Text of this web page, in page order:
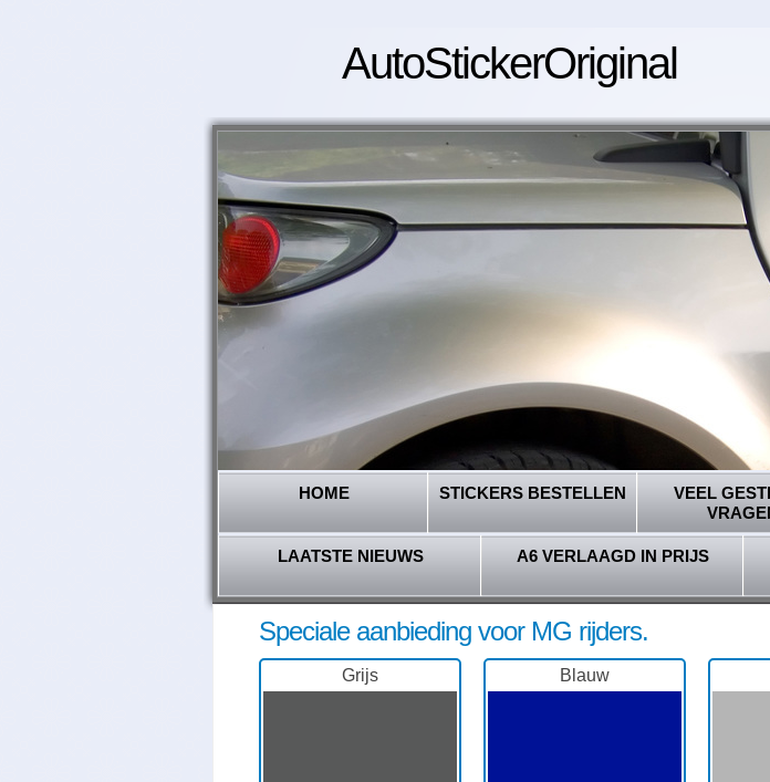
AutoStickerOriginal
HOME STICKERS BESTELLEN
VEEL
LAATSTE NIEUWS A6 VERLAAGD IN PRIJS
Speciale aanbieding voor MG rijders.
Grijs Blauw